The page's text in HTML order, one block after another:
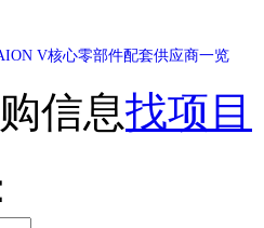
心零部件配套供应商一览
V核心零部件配套供应商一览
信息找项目